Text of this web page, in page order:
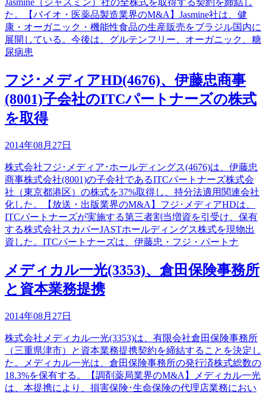
Jasmine（ジャスミン）社の全株式を取得する契約を締結し
た。【バイオ・医薬品製造業界のM&A】Jasmine社は、健
康・オーガニック・機能性食品の生産販売をブラジル国内に
展開している。今後は、グルテンフリー、オーガニック、糖
尿病患
フジ･メディアHD(4676)、伊藤忠商事
(8001)子会社のITCパートナーズの株式
を取得
2014年08月27日
株式会社フジ･メディア･ホールディングス(4676)は、伊藤忠
商事株式会社(8001)の子会社であるITCパートナーズ株式会
社（東京都港区）の株式を37%取得し、持分法適用関連会社
化した。【放送・出版業界のM&A】フジ･メディアHDは、
ITCパートナーズが実施する第三者割当増資を引受け、保有
する株式会社スカパーJASTホールディングス株式を現物出
資した。ITCパートナーズは、伊藤忠・フジ・パートナ
メディカル一光(3353)、倉田保険事務所
と資本業務提携
2014年08月27日
株式会社メディカル一光(3353)は、有限会社倉田保険事務所
（三重県津市）と資本業務提携契約を締結することを決定し
た。メディカル一光は、倉田保険事務所の発行済株式総数の
18.3%を保有する。【調剤薬局業界のM&A】メディカル一光
は、本提携により、損害保険･生命保険の代理店業務におい